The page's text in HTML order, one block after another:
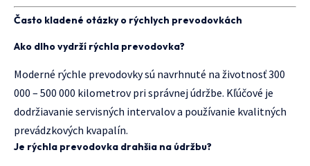
Často kladené otázky o rýchlych prevodovkách
Ako dlho vydrží rýchla prevodovka?
Moderné rýchle prevodovky sú navrhnuté na životnosť 300
000 – 500 000 kilometrov pri správnej údržbe. Kľúčové je
dodržiavanie servisných intervalov a používanie kvalitných
prevádzkových kvapalín.
Je rýchla prevodovka drahšia na údržbu?